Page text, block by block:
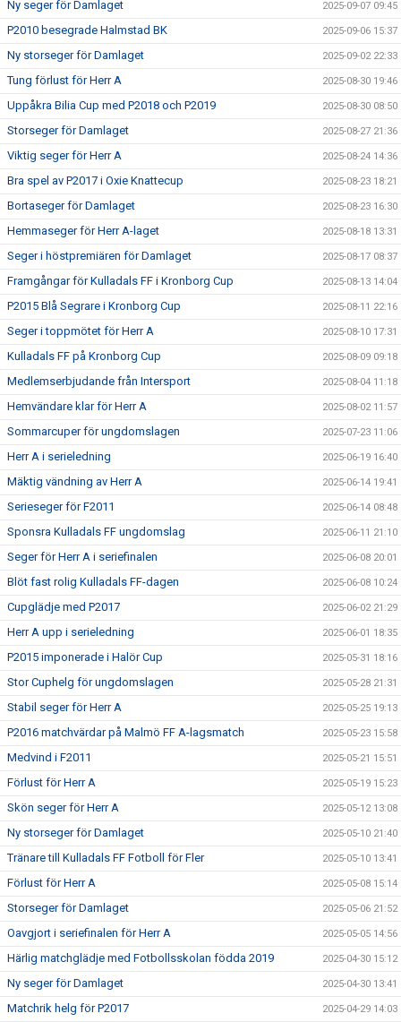
Ny seger för Damlaget 2025-09-07 09:45
P2010 besegrade Halmstad BK 2025-09-06 15:37
Ny storseger för Damlaget 2025-09-02 22:33
Tung förlust för Herr A 2025-08-30 19:46
Uppåkra Bilia Cup med P2018 och P2019 2025-08-30 08:50
Storseger för Damlaget 2025-08-27 21:36
Viktig seger för Herr A 2025-08-24 14:36
Bra spel av P2017 i Oxie Knattecup 2025-08-23 18:21
Bortaseger för Damlaget 2025-08-23 16:30
Hemmaseger för Herr A-laget 2025-08-18 13:31
Seger i höstpremiären för Damlaget 2025-08-17 08:37
Framgångar för Kulladals FF i Kronborg Cup 2025-08-13 14:04
P2015 Blå Segrare i Kronborg Cup 2025-08-11 22:16
Seger i toppmötet för Herr A 2025-08-10 17:31
Kulladals FF på Kronborg Cup 2025-08-09 09:18
Medlemserbjudande från Intersport 2025-08-04 11:18
Hemvändare klar för Herr A 2025-08-02 11:57
Sommarcuper för ungdomslagen 2025-07-23 11:06
Herr A i serieledning 2025-06-19 16:40
Mäktig vändning av Herr A 2025-06-14 19:41
Serieseger för F2011 2025-06-14 08:48
Sponsra Kulladals FF ungdomslag 2025-06-11 21:10
Seger för Herr A i seriefinalen 2025-06-08 20:01
Blöt fast rolig Kulladals FF-dagen 2025-06-08 10:24
Cupglädje med P2017 2025-06-02 21:29
Herr A upp i serieledning 2025-06-01 18:35
P2015 imponerade i Halör Cup 2025-05-31 18:16
Stor Cuphelg för ungdomslagen 2025-05-28 21:31
Stabil seger för Herr A 2025-05-25 19:13
P2016 matchvärdar på Malmö FF A-lagsmatch 2025-05-23 15:58
Medvind i F2011 2025-05-21 15:51
Förlust för Herr A 2025-05-19 15:23
Skön seger för Herr A 2025-05-12 13:08
Ny storseger för Damlaget 2025-05-10 21:40
Tränare till Kulladals FF Fotboll för Fler 2025-05-10 13:41
Förlust för Herr A 2025-05-08 15:14
Storseger för Damlaget 2025-05-06 21:52
Oavgjort i seriefinalen för Herr A 2025-05-05 14:56
Härlig matchglädje med Fotbollsskolan födda 2019 2025-04-30 15:12
Ny seger för Damlaget 2025-04-30 13:41
Matchrik helg för P2017 2025-04-29 14:03